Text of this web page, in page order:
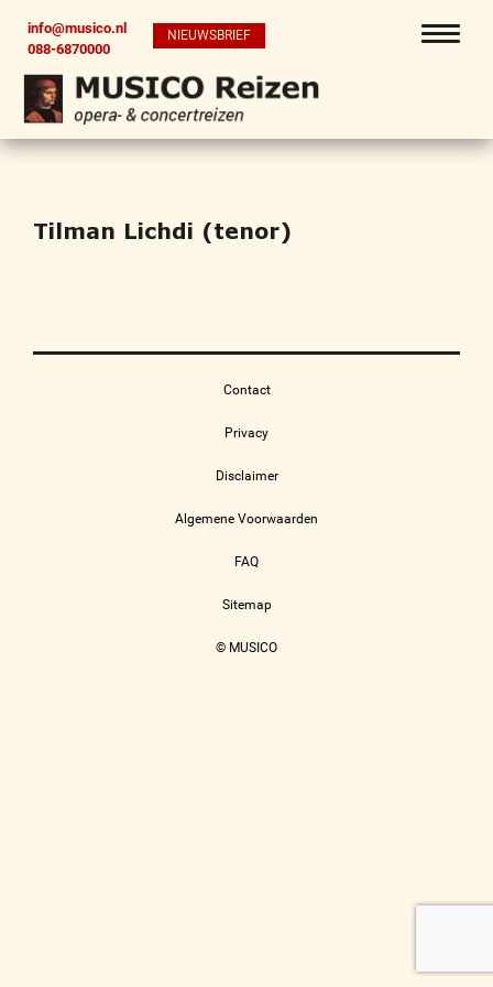
info@musico.nl
088-6870000
NIEUWSBRIEF
Tilman Lichdi (tenor)
Contact
Privacy
Disclaimer
Algemene Voorwaarden
FAQ
Sitemap
© MUSICO